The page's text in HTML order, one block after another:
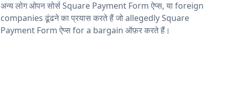
अन्य लोग ओपन सोर्स Square Payment Form ऐप्स, या foreign
companies ढूंढने का प्रयास करते हैं जो allegedly Square
Payment Form ऐप्स for a bargain ऑफ़र करते हैं।